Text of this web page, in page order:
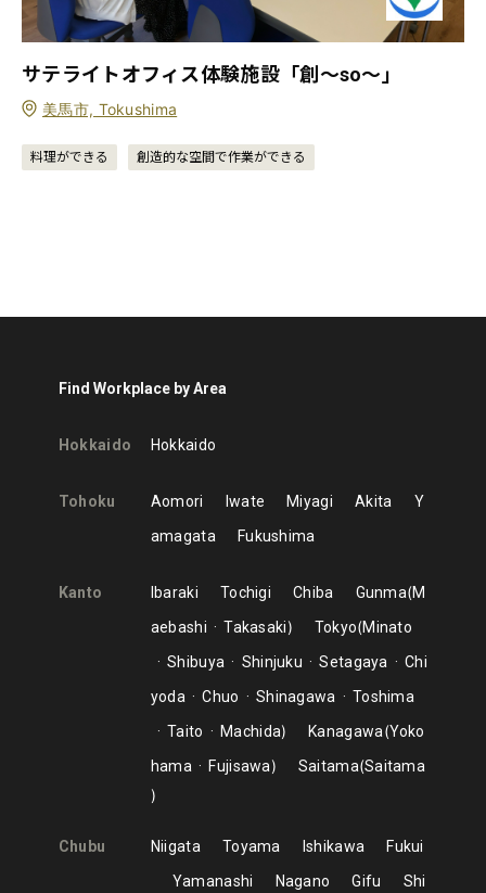
サテライトオフィス体験施設「創〜so〜」
美馬市, Tokushima
料理ができる 創造的な空間で作業ができる
Find Workplace by Area
Hokkaido Hokkaido
Tohoku Aomori Iwate Miyagi Akita
Y
amagata
Fukushima
Kanto Ibaraki Tochigi Chiba Gunma M
aebashi
Takasaki Tokyo Minato
Shibuya
Shinjuku Setagaya
Chi
yoda
Chuo Shinagawa
Toshima
Taito
Machida Kanagawa Yoko
hama
Fujisawa Saitama Saitama
Chubu Niigata Toyama Ishikawa
Fukui
Yamanashi
Nagano Gifu
Shi